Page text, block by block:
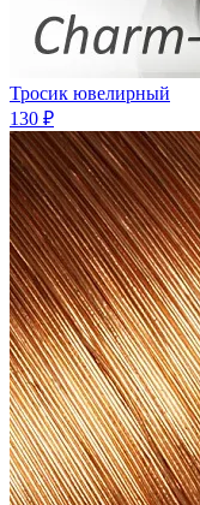
Тросик ювелирный
130 ₽